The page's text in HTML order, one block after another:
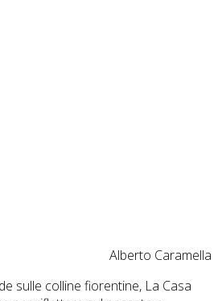
Alberto Caramella
sulle colline fiorentine, La Casa